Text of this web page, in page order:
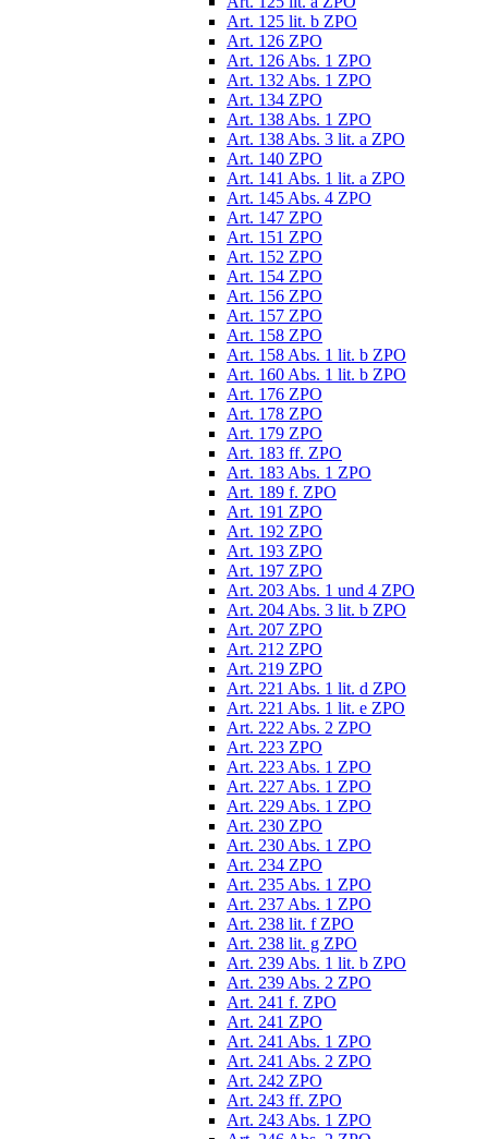
Art. 125 lit. b ZPO
Art. 126 ZPO
Art. 126 Abs. 1 ZPO
Art. 132 Abs. 1 ZPO
Art. 134 ZPO
Art. 138 Abs. 1 ZPO
Art. 138 Abs. 3 lit. a ZPO
Art. 140 ZPO
Art. 141 Abs. 1 lit. a ZPO
Art. 145 Abs. 4 ZPO
Art. 147 ZPO
Art. 151 ZPO
Art. 152 ZPO
Art. 154 ZPO
Art. 156 ZPO
Art. 157 ZPO
Art. 158 ZPO
Art. 158 Abs. 1 lit. b ZPO
Art. 160 Abs. 1 lit. b ZPO
Art. 176 ZPO
Art. 178 ZPO
Art. 179 ZPO
Art. 183 ff. ZPO
Art. 183 Abs. 1 ZPO
Art. 189 f. ZPO
Art. 191 ZPO
Art. 192 ZPO
Art. 193 ZPO
Art. 197 ZPO
Art. 203 Abs. 1 und 4 ZPO
Art. 204 Abs. 3 lit. b ZPO
Art. 207 ZPO
Art. 212 ZPO
Art. 219 ZPO
Art. 221 Abs. 1 lit. d ZPO
Art. 221 Abs. 1 lit. e ZPO
Art. 222 Abs. 2 ZPO
Art. 223 ZPO
Art. 223 Abs. 1 ZPO
Art. 227 Abs. 1 ZPO
Art. 229 Abs. 1 ZPO
Art. 230 ZPO
Art. 230 Abs. 1 ZPO
Art. 234 ZPO
Art. 235 Abs. 1 ZPO
Art. 237 Abs. 1 ZPO
Art. 238 lit. f ZPO
Art. 238 lit. g ZPO
Art. 239 Abs. 1 lit. b ZPO
Art. 239 Abs. 2 ZPO
Art. 241 f. ZPO
Art. 241 ZPO
Art. 241 Abs. 1 ZPO
Art. 241 Abs. 2 ZPO
Art. 242 ZPO
Art. 243 ff. ZPO
Art. 243 Abs. 1 ZPO